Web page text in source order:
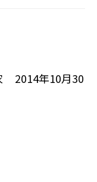
2014年10月30